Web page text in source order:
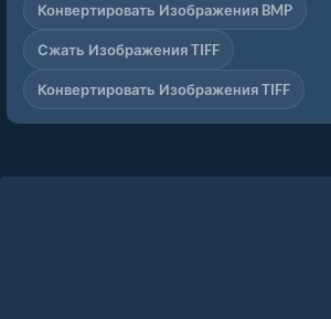
Конвертировать Изображения BMP
Сжать Изображения TIFF
Конвертировать Изображения TIFF